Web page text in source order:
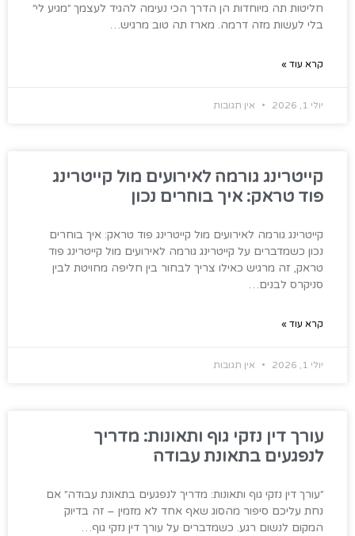
חליטות תה מיוחדות הן הדרך הכי נעימה להגיד לעצמך ״מגיע לי״
בלי לעשות מזה דרמה. מארז תה טוב מרגיש…
קרא עוד »
יולי 1, 2026 אין תגובות
קייטרינג גורמה לאירועים מול קייטרינג
פוד טראק: איך בוחרים נכון
קייטרינג גורמה לאירועים מול קייטרינג פוד טראק: איך בוחרים
נכון כשמדברים על קייטרינג גורמה לאירועים מול קייטרינג פוד
טראק, זה מרגיש כאילו צריך לבחור בין חליפה מחויטת לבין
סניקרס לבנים…
קרא עוד »
יולי 1, 2026 אין תגובות
עורך דין נזקי גוף ותאונות: מדריך
לנפגעים בתאונת עבודה
״עורך דין נזקי גוף ותאונות: מדריך לנפגעים בתאונת עבודה״ אם
נחת עליכם סיפור מהסוג שאף אחד לא מזמין – זה בדיוק
המקום לנשום רגע. כשמדברים על עורך דין נזקי גוף…